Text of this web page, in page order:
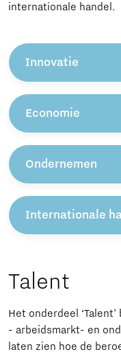
internationale handel.
Innovatie
Economie
Ondernemen
Internationale
Talent
Het onderdeel
- arbeidsmarkt- en
laten zien hoe de